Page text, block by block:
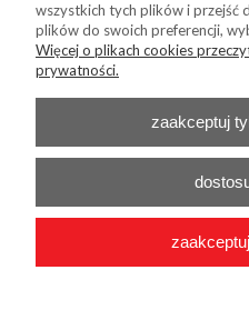
KIM
NIP:8441809717, REGON:
Nr konta do przelewów:Bank
Telefon :+48
E-mail :
wszystkich tych plików i przejść
plików do swoich preferencji,
Więcej o plikach cookies
prywatności.
zaakceptuj